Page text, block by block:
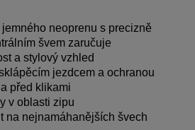
jemného neoprenu s precizně
švem zaručuje
a stylový vzhled
jezdcem a ochranou
před klikami
v oblasti zipu
na nejnamáhanějších švech